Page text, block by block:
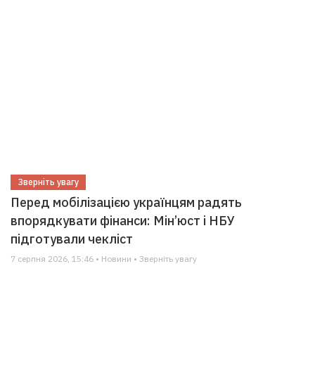
Зверніть увагу
Перед мобілізацією українцям радять
впорядкувати фінанси: Мін’юст і НБУ
підготували чекліст
7 серпня 2026, 15:46 • Новини • Зверніть увагу